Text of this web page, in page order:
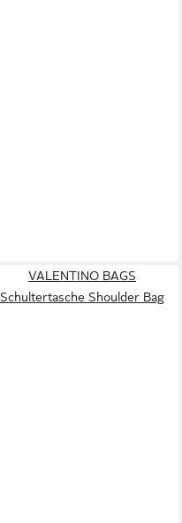
VALENTINO BAGS
Schultertasche Shoulder Bag